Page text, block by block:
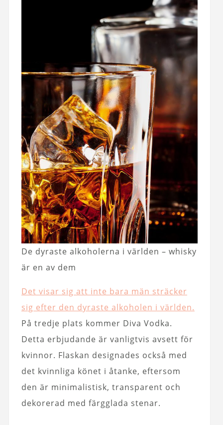
De dyraste alkoholerna i världen – whisky
är en av dem
Det visar sig att inte bara män sträcker
sig efter den dyraste alkoholen i världen.
På tredje plats kommer Diva Vodka.
Detta erbjudande är vanligtvis avsett för
kvinnor. Flaskan designades också med
det kvinnliga könet i åtanke, eftersom
den är minimalistisk, transparent och
dekorerad med färgglada stenar.